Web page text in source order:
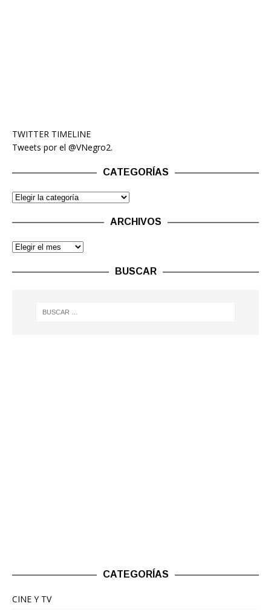
TWITTER TIMELINE
Tweets por el @VNegro2.
CATEGORÍAS
ARCHIVOS
BUSCAR
CATEGORÍAS
CINE Y TV